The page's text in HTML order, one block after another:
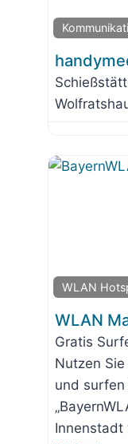
WLAN
WLAN
Gratis
Nutzen
und surfen
Innenstadt